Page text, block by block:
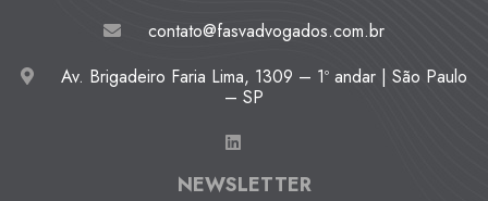
contato@fasvadvogados.com.br
Av. Brigadeiro Faria Lima, 1309 – 1º andar | São Paulo
– SP
NEWSLETTER